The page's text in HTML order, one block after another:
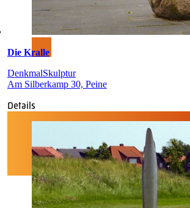
Die Kralle
DenkmalSkulptur
Am Silberkamp 30, Peine
Details